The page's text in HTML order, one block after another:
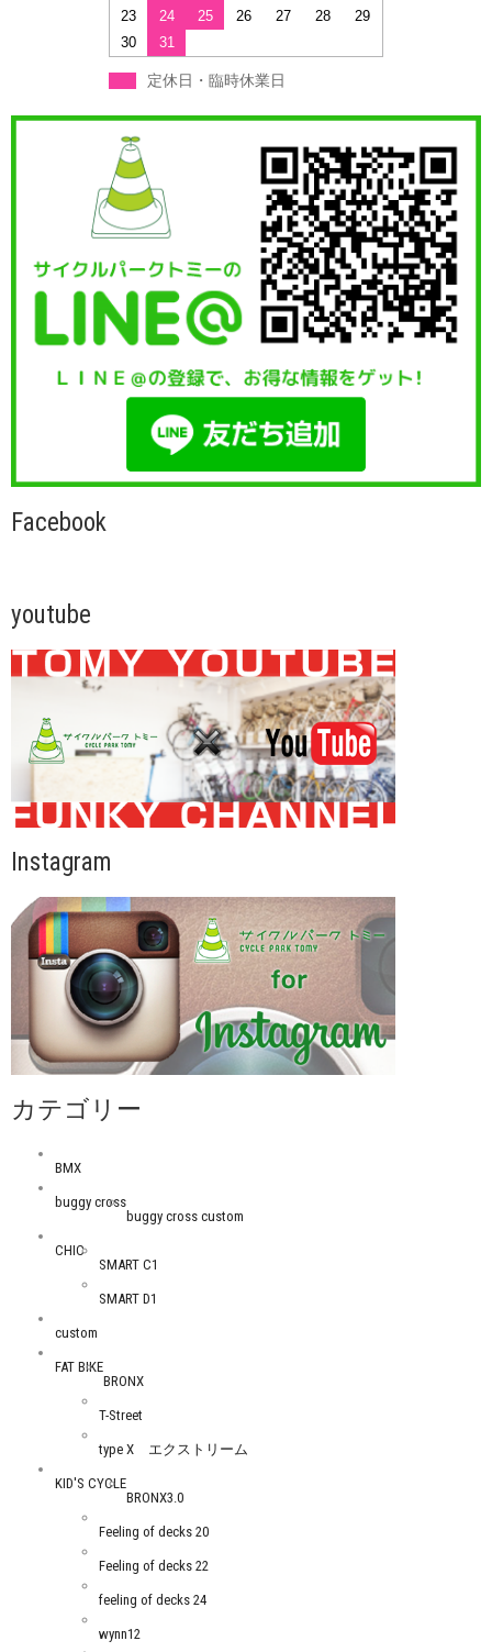
23
24 25 26 27 28
29
30
31
定休日・臨時休業日
Facebook
youtube
Instagram
カテゴリー
BMX
buggy cross
buggy cross custom
CHIC
SMART C1
SMART D1
custom
FAT BIKE
BRONX
T-Street
type X エクストリーム
KID'S CYCLE
BRONX3.0
Feeling of decks 20
Feeling of decks 22
feeling of decks 24
wynn12